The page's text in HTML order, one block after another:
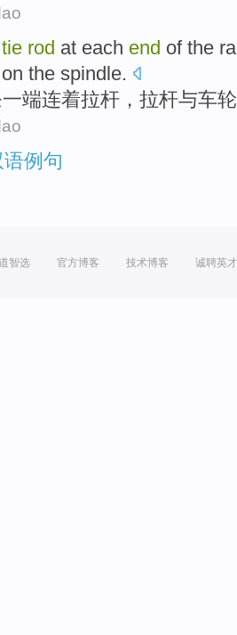
tie rod at each end of the
on the spindle.
一端连着拉杆，拉杆与车
例句
智选 官方博客 技术博客 诚聘英才